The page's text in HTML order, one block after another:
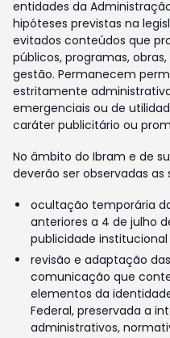
entidades da
hipóteses previstas na
evitados conteúdos que
públicos, programas,
gestão. Permanecem
estritamente
emergenciais ou de
caráter publicitário ou
No âmbito do Ibram e de
deverão ser observadas
ocultação temporária
anteriores a 4 de julho
publicidade
revisão e adaptação
comunicação que
elementos da
Federal, preservada a
administrativos,